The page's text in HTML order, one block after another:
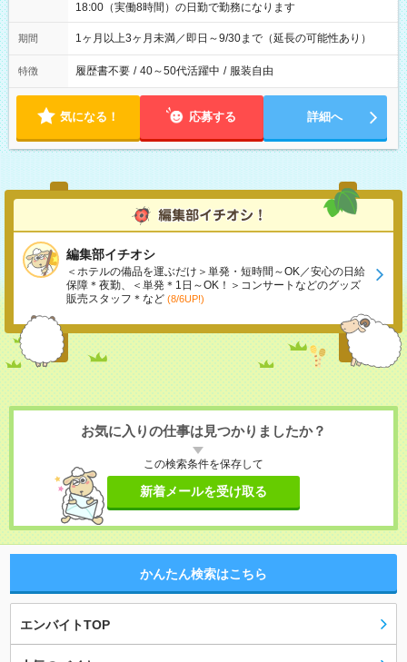
18:00（実働8時間）の日勤で勤務になります
期間 1ヶ月以上3ヶ月未満／即日～9/30まで（延長の可能性あり）
特徴 履歴書不要 / 40～50代活躍中 / 服装自由
気になる！ 応募する 詳細へ
編集部イチオシ
＜ホテルの備品を運ぶだけ＞単発・短時間～OK／安心の日給
保障＊夜勤、＜単発＊1日～OK！＞コンサートなどのグッズ
販売スタッフ＊など (8/6UP!)
お気に入りの仕事は見つかりましたか？
この検索条件を保存して
新着メールを受け取る
かんたん検索はこちら
エンバイトTOP